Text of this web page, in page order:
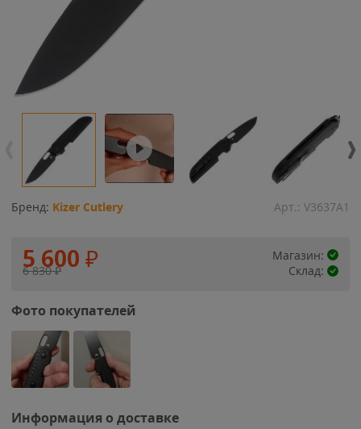
Бренд: Kizer Cutlery Арт.: V3637A1
5 600 ₽
6 830₽
Магазин:
Склад:
Фото покупателей
Информация о доставке